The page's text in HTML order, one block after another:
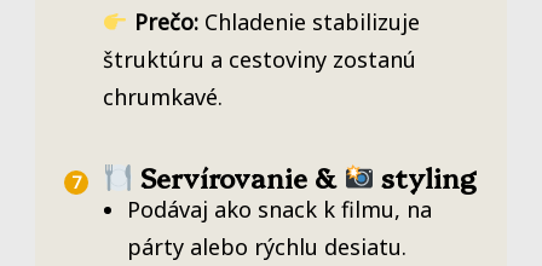
Prečo:Chladenie stabilizuje
štruktúru a cestoviny zostanú
chrumkavé.
Servírovanie & styling
Podávaj ako snack k filmu, na
párty alebo rýchlu desiatu.